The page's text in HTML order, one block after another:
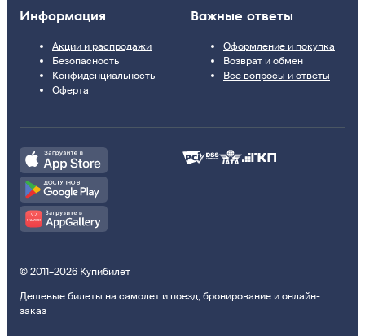
Информация
Акции и распродажи
Безопасность
Конфиденциальность
Оферта
Важные ответы
Оформление и покупка
Возврат и обмен
Все вопросы и ответы
© 2011–2026 Купибилет
Дешевые билеты на самолет и поезд, бронирование и онлайн-
заказ